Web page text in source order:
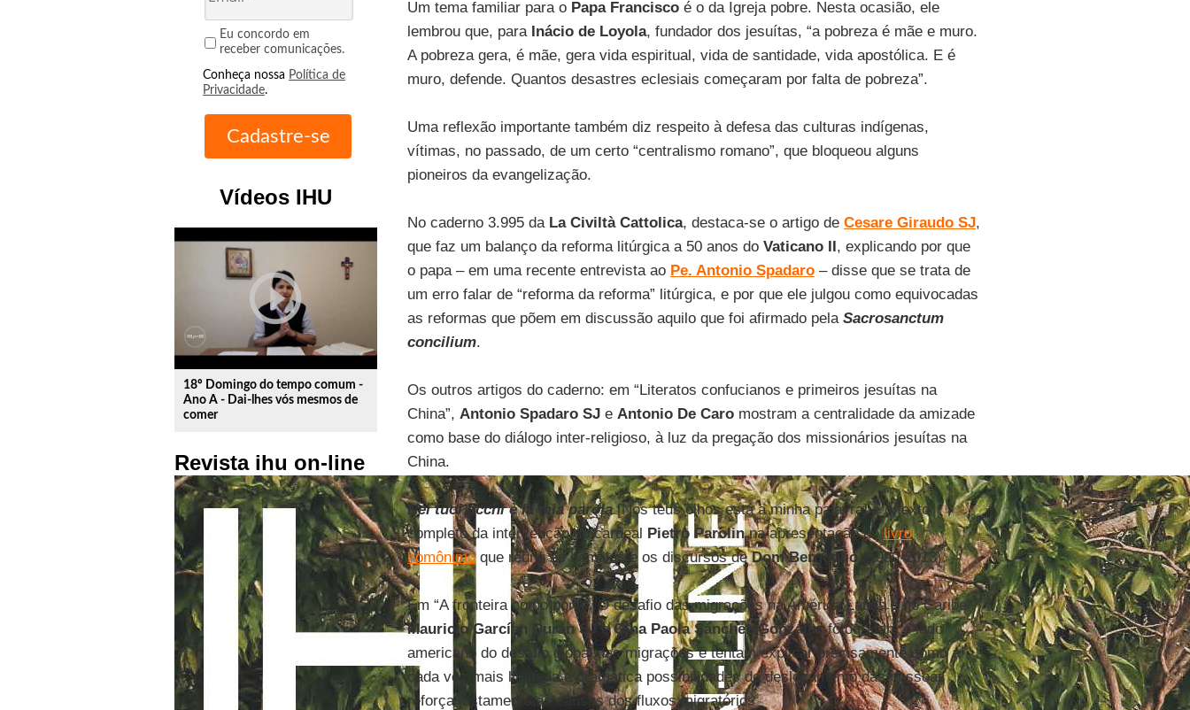
Eu concordo em
receber comunicações.
Conheça nossa Política de
Privacidade.
Vídeos IHU
play_circle_outline
18º Domingo do tempo comum -
Ano A - Dai-lhes vós mesmos de
comer
Revista ihu on-line
Um tema familiar para o Papa Franciscoé o da Igreja pobre. Nesta ocasião, ele
lembrou que, para Inácio de Loyola, fundador dos jesuítas, “a pobreza é mãe e muro.
A pobreza gera, é mãe, gera vida espiritual, vida de santidade, vida apostólica. E é
muro, defende. Quantos desastres eclesiais começaram por falta de pobreza”.
Uma reflexão importante também diz respeito à defesa das culturas indígenas,
vítimas, no passado, de um certo “centralismo romano”, que bloqueou alguns
pioneiros da evangelização.
No caderno 3.995 da La Civiltà Cattolica, destaca-se o artigo de Cesare Giraudo SJ,
que faz um balanço da reforma litúrgica a 50 anos do Vaticano II, explicando por que
o papa – em uma recente entrevista ao Pe. Antonio Spadaro– disse que se trata de
um erro falar de “reforma da reforma” litúrgica, e por que ele julgou como equivocadas
as reformas que põem em discussão aquilo que foi afirmado pela Sacrosanctum
concilium.
Os outros artigos do caderno: em “Literatos confucianos e primeiros jesuítas na
China”, Antonio Spadaro SJe Antonio De Caromostram a centralidade da amizade
como base do diálogo inter-religioso, à luz da pregação dos missionários jesuítas na
China.
Nei tuoi occhi è la mia parola [Nos teus olhos está a minha palavra] é o texto
completo da intervenção do cardeal Pietro Parolinna apresentação dolivro
homônimoque reúne as homilias e os discursos deDom Bergoglio (1999-2013).
Em “A fronteira como ponte. O desafio das migrações na América Latina e no Caribe”,
Mauricio Garcían Durán SJ eGina Paola Sánchez Gonzálezfotografam o lado
americano do desafio global das migrações e tentam explicar precisamente como a
cada vez mais limitada e dramática possibilidades de deslocamento das pessoas
reforça justamente as causas dos fluxos migratórios